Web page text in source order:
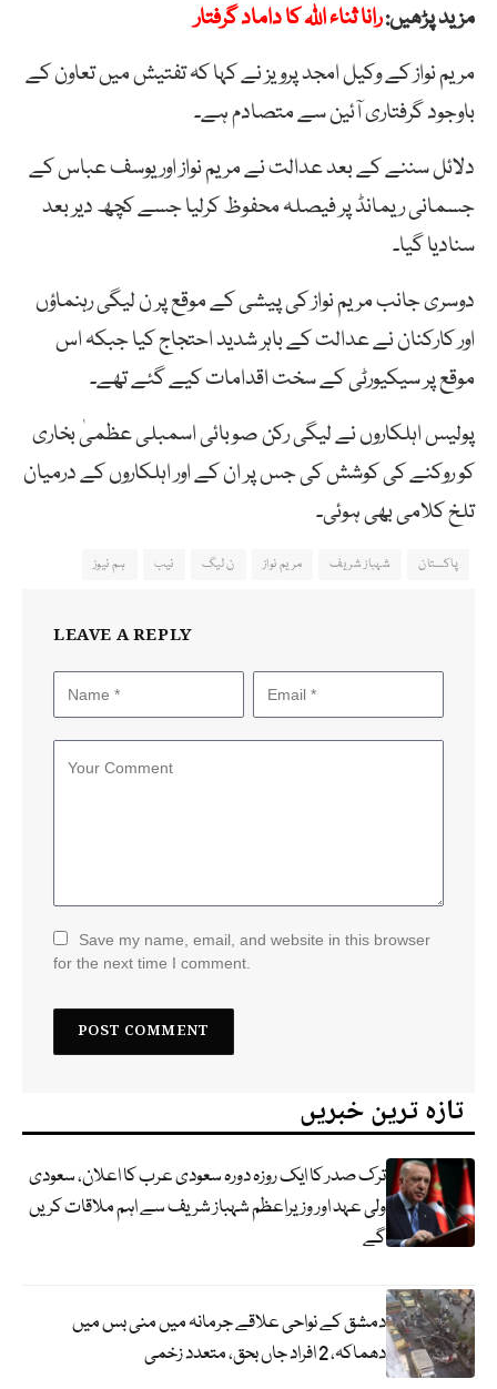
مزید پڑھیں:رانا ثناء اللہ کا داماد گرفتار
مریم نواز کے وکیل امجد پرویز نے کہا کہ تفتیش میں تعاون کے
باوجود گرفتاری آئین سے متصادم ہے۔
دلائل سننے کے بعد عدالت نے مریم نواز اور یوسف عباس کے
جسمانی ریمانڈ پر فیصلہ محفوظ کرلیا جسے کچھ دیر بعد
سنادیا گیا۔
دوسری جانب مریم نواز کی پیشی کے موقع پر ن لیگی رہنماؤں
اور کارکنان نے عدالت کے باہر شدید احتجاج کیا جبکہ اس
موقع پر سیکیورٹی کے سخت اقدامات کیے گئے تھے۔
پولیس اہلکاروں نے لیگی رکن صوبائی اسمبلی عظمیٰ بخاری
کو روکنے کی کوشش کی جس پر ان کے اور اہلکاروں کے درمیان
تلخ کلامی بھی ہوئی۔
پاکستان شہباز شریف مریم نواز ن لیگ نیب ہم نیوز
LEAVE A REPLY
Save my name, email, and website in this browser
for the next time I comment.
تازہ ترین خبریں
ترک صدر کا ایک روزہ دورہ سعودی عرب کا اعلان، سعودی
ولی عہد اور وزیراعظم شہباز شریف سے اہم ملاقات کریں
گے
دمشق کے نواحی علاقے جرمانہ میں منی بس میں
دھماکہ، 2 افراد جاں بحق، متعدد زخمی